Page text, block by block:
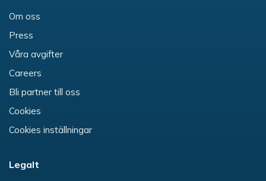
Om oss
Press
Våra avgifter
Careers
Bli partner till oss
Cookies
Cookies inställningar
Legalt